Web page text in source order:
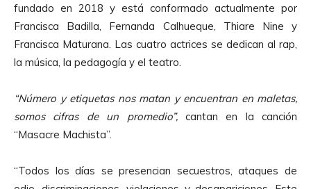
fundado en 2018 y está conformado actualmente por
Francisca Badilla, Fernanda Calhueque, Thiare Nine y
Francisca Maturana. Las cuatro actrices se dedican al rap,
la música, la pedagogía y el teatro.
“Número y etiquetas nos matan y encuentran en maletas,
somos cifras de un promedio”, cantan en la canción
“Masacre Machista”.
“Todos los días se presencian secuestros, ataques de